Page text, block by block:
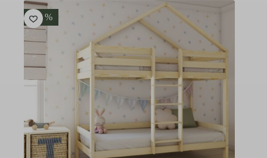
wariantów.
Opcje
można
wybrać
na
stronie
produktu
-15 %